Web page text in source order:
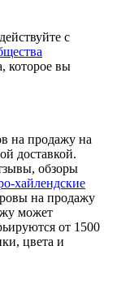
с
которое вы
на продажу на
доставкой.
обзоры
хайлендские
на продажу
может
от 1500
цвета и